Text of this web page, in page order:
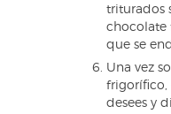
triturados
chocolate
que se
Una vez
frigorífico,
desees y